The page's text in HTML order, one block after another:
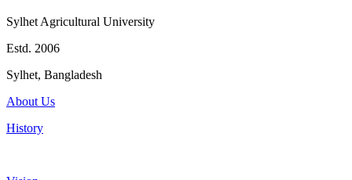
Sylhet Agricultural University
Estd. 2006
Sylhet, Bangladesh
About Us
History